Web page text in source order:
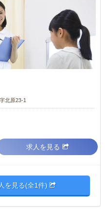
北原23-1
求人を見る
を見る(全1件)